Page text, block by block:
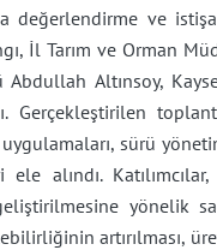
değerlendirme ve
İl Tarım ve Orman
Altınsoy,
Gerçekleştirilen
sürü
alındı.
yönelik
artırılması,